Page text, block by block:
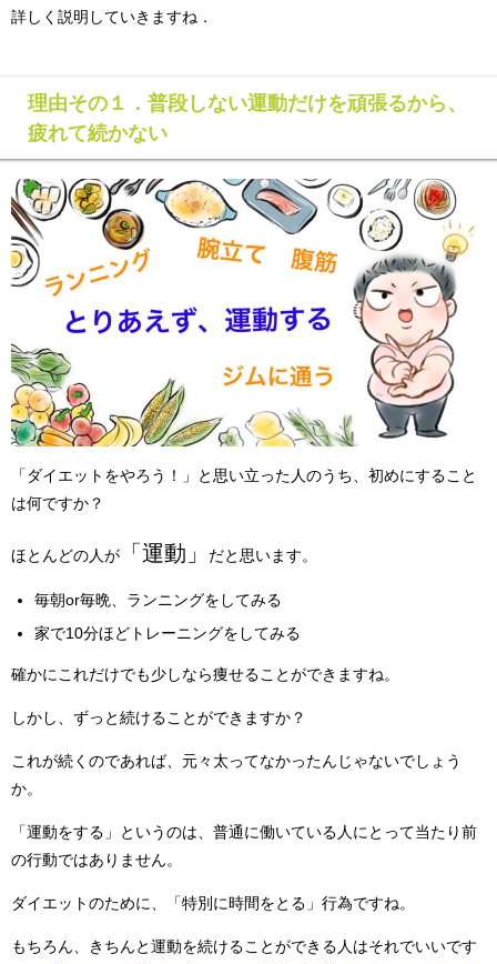
詳しく説明していきますね．
理由その１．普段しない運動だけを頑張るから、
疲れて続かない
「ダイエットをやろう！」と思い立った人のうち、初めにすること
は何ですか？
ほとんどの人が 「運動」 だと思います。
毎朝or毎晩、ランニングをしてみる
家で10分ほどトレーニングをしてみる
確かにこれだけでも少しなら痩せることができますね。
しかし、ずっと続けることができますか？
これが続くのであれば、元々太ってなかったんじゃないでしょう
か。
「運動をする」というのは、普通に働いている人にとって当たり前
の行動ではありません。
ダイエットのために、「特別に時間をとる」行為ですね。
もちろん、きちんと運動を続けることができる人はそれでいいです